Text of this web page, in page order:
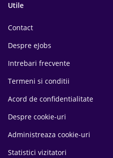
Utile
Contact
Despre eJobs
Intrebari frecvente
Termeni si conditii
Acord de confidentialitate
Despre cookie-uri
Administreaza cookie-uri
Statistici vizitatori